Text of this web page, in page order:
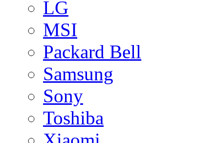
LG
MSI
Packard Bell
Samsung
Sony
Toshiba